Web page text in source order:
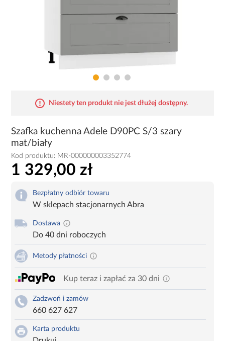
Niestety ten produkt nie jest dłużej dostępny.
Szafka kuchenna Adele D90PC S/3 szary
mat/biały
Kod produktu: MR-000000003352774
1 329,00 zł
Bezpłatny odbiór towaru
W sklepach stacjonarnych Abra
Dostawa
Do 40 dni roboczych
Metody płatności
Kup teraz i zapłać za 30 dni
Zadzwoń i zamów
660 627 627
Karta produktu